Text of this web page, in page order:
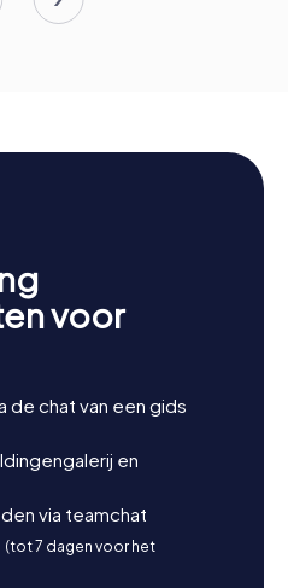
voor
de chat van een gids
en
via teamchat
(tot 7 dagen voor het